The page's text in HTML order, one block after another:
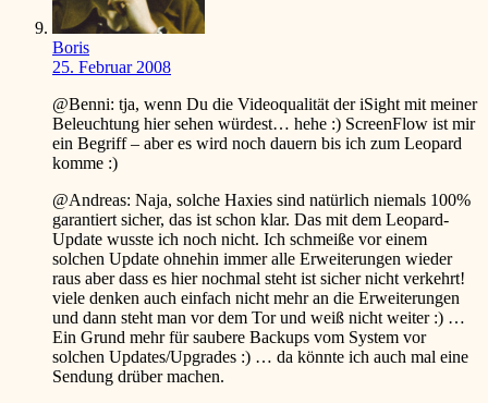
Boris
25. Februar 2008
@Benni: tja, wenn Du die Videoqualität der iSight mit meiner
Beleuchtung hier sehen würdest… hehe :) ScreenFlow ist mir
ein Begriff – aber es wird noch dauern bis ich zum Leopard
komme :)
@Andreas: Naja, solche Haxies sind natürlich niemals 100%
garantiert sicher, das ist schon klar. Das mit dem Leopard-
Update wusste ich noch nicht. Ich schmeiße vor einem
solchen Update ohnehin immer alle Erweiterungen wieder
raus aber dass es hier nochmal steht ist sicher nicht verkehrt!
viele denken auch einfach nicht mehr an die Erweiterungen
und dann steht man vor dem Tor und weiß nicht weiter :) …
Ein Grund mehr für saubere Backups vom System vor
solchen Updates/Upgrades :) … da könnte ich auch mal eine
Sendung drüber machen.